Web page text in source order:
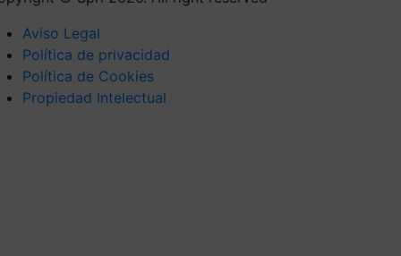
Aviso Legal
Política de privacidad
Política de Cookies
Propiedad Intelectual